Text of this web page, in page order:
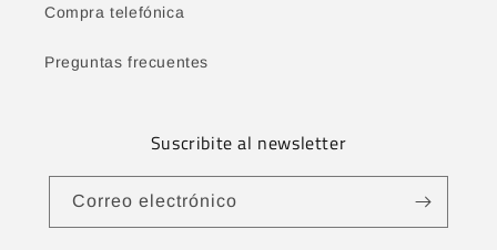
Compra telefónica
Preguntas frecuentes
Suscribite al newsletter
Correo electrónico